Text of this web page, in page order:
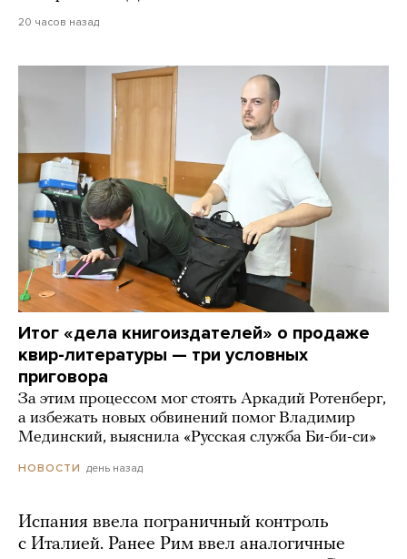
20 часов назад
Итог «дела книгоиздателей» о продаже
квир-литературы — три условных
приговора
За этим процессом мог стоять Аркадий Ротенберг,
а избежать новых обвинений помог Владимир
Мединский, выяснила «Русская служба Би-би-си»
НОВОСТИ день назад
Испания ввела пограничный контроль
с Италией. Ранее Рим ввел аналогичные